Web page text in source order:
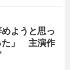
ようと思っ
た」 主演作